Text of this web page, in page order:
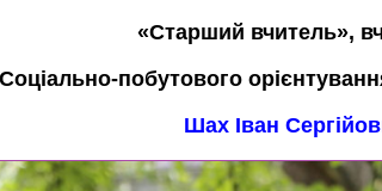
«Старший вчитель»,
Соціально-побутового
Шах Іван